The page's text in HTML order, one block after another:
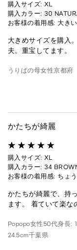
購入サイズ: XL
購入カラー: 30
お客様の着用感: 大きい
大きめサイズを購入
夫。重宝してます。
うりぱの母女性京都府
かたちが綺麗
購入サイズ: XL
購入カラー: 34
お客様の着用感: ちょ
かたちが綺麗で、持
ます。 着ていて楽な
Popopo女性50代身長:
24.5cm千葉県